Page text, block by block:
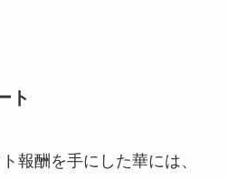
ト
報酬を手にした華には、